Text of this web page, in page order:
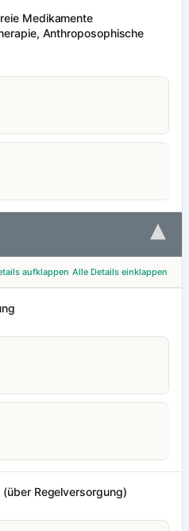
Medikamente
Anthroposophische
▾
aufklappen Alle Details einklappen
Regelversorgung)